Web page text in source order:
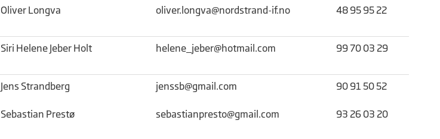
Oliver Longva oliver.longva@nordstrand-if.no 48 95 95 22
Siri Helene Jeber Holt helene_jeber@hotmail.com 99 70 03 29
Jens Strandberg
Sebastian Prestø
jenssb@gmail.com
sebastianpresto@gmail.com
90 91 50 52
93 26 03 20